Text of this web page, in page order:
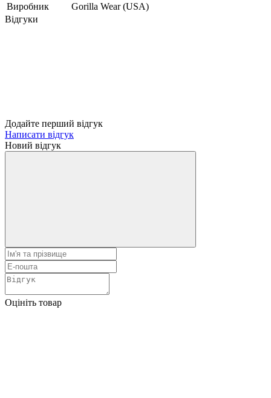
Виробник
Gorilla Wear (USA)
Відгуки
Додайте перший відгук
Написати відгук
Новий відгук
Оцініть товар